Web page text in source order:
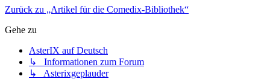
Zurück zu „Artikel für die Comedix-Bibliothek“
Gehe zu
AsterIX auf Deutsch
↳ Informationen zum Forum
↳ Asterixgeplauder